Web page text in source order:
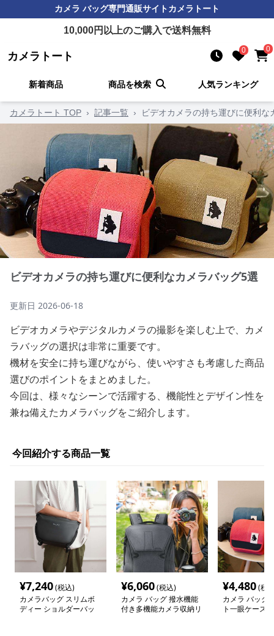
カメラ バッグ専門通販サイトカメラトート
10,000円以上のご購入で送料無料
カメラトート 0 0
新着商品 商品を検索 人気ランキング
カメラトート TOP › 記事一覧 › ビデオカメラの持ち運びに便利な
ビデオカメラの持ち運びに便利なカメラバッグ5選
更新日 2026-06-18
ビデオカメラやデジタルカメラの撮影を楽しむ上で、カメ
ラバッグの選択は非常に重要です。
機材を安全に持ち運びながら、使いやすさも考慮した商品
選びのポイントをまとめました。
今回は、様々なシーンで活躍する、機能性とデザイン性を
兼ね備えたカメラバッグをご紹介します。
今回紹介する商品一覧
¥7,240(税込)
カメラバッグ スリムボ
ディー ショルダーバッ
¥6,060(税込)
カメラ バッグ 撥水機能
付き多機能カメラ収納リ
¥4,480(税
カメラ バッグ
ト一眼ケース